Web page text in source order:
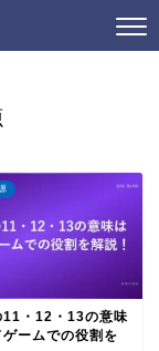
11・12・13の意味
ームでの役割を